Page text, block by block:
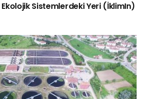
Sistemlerdeki Yeri (İklimIn)